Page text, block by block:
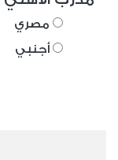
مصري
أجنبي